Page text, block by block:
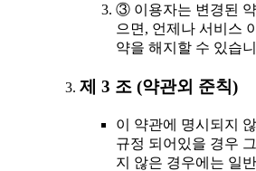
③ 이용자는 변경된
으면, 언제나 서비스
약을 해지할 수 있습
제 3 조 (약관외 준칙)
이 약관에 명시되지
규정 되어있을 경우
지 않은 경우에는 일